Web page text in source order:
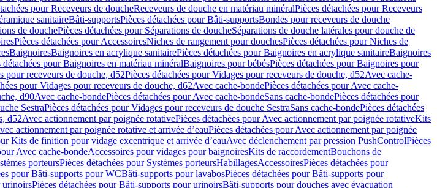
pour Receveurs de doucheReceveurs de douche en matériau minéralPièces détachées pour Receveurs
sanitaireBâti-supportsPièces détachées pour Bâti-supportsBondes pour receveurs de douche
de douchePièces détachées pour Séparations de doucheSéparations de douche latérales pour douche de
Pièces détachées pour AccessoiresNiches de rangement pour douchesPièces détachées pour Niches de
BaignoiresBaignoires en acrylique sanitairePièces détachées pour Baignoires en acrylique sanitaireBaignoires
détachées pour Baignoires en matériau minéralBaignoires pour bébésPièces détachées pour Baignoires pour
pour receveurs de douche, d52Pièces détachées pour Vidages pour receveurs de douche, d52Avec cache-
pour Vidages pour receveurs de douche, d62Avec cache-bondePièces détachées pour Avec cache-
d90Avec cache-bondePièces détachées pour Avec cache-bondeSans cache-bondePièces détachées pour
SestraPièces détachées pour Vidages pour receveurs de douche SestraSans cache-bondePièces détachées
d52Avec actionnement par poignée rotativePièces détachées pour Avec actionnement par poignée rotativeKits
actionnement par poignée rotative et arrivée d’eauPièces détachées pour Avec actionnement par poignée
Kits de finition pour vidage excentrique et arrivée d’eauAvec déclenchement par pression PushControlPièces
Avec cache-bondeAccessoires pour vidages pour baignoiresKits de raccordementBouchons de
porteursPièces détachées pour Systèmes porteursHabillagesAccessoiresPièces détachées pour
pour Bâti-supports pour WCBâti-supports pour lavabosPièces détachées pour Bâti-supports pour
urinoirsPièces détachées pour Bâti-supports pour urinoirsBâti-supports pour douches avec évacuation